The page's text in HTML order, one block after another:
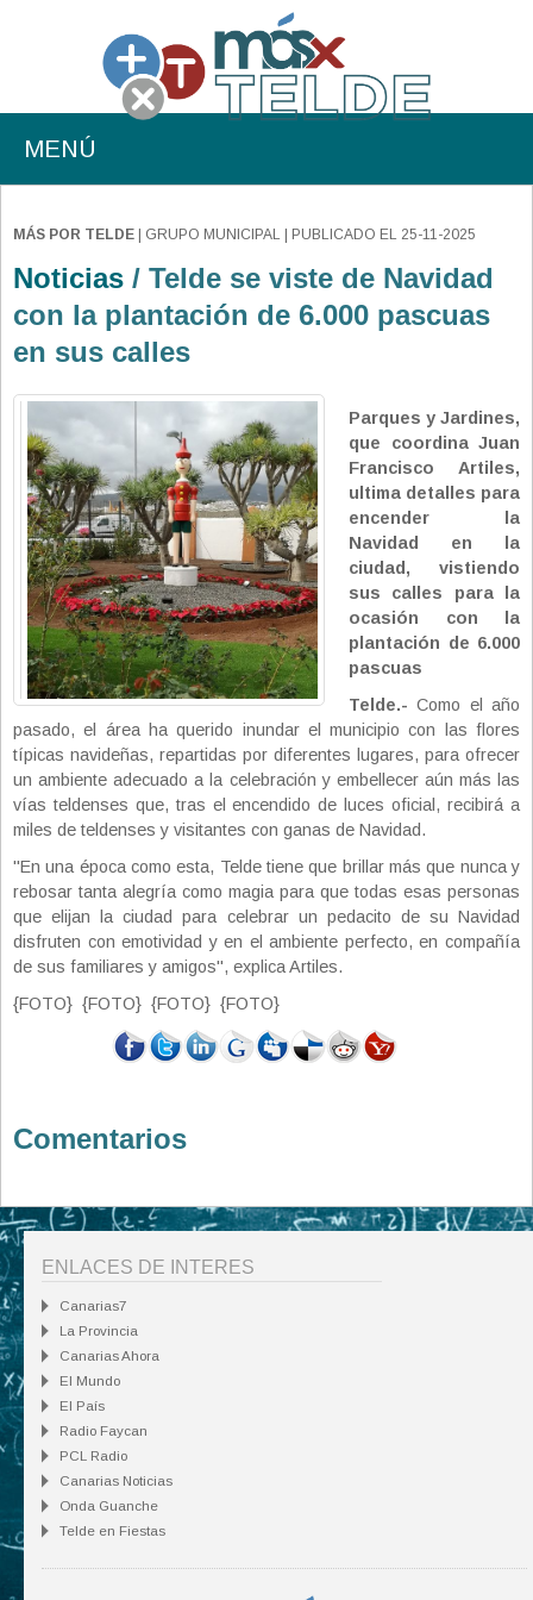
MENÚ
MÁS POR TELDE | GRUPO MUNICIPAL | PUBLICADO EL 25-11-2025
Noticias / Telde se viste de Navidad
con la plantación de 6.000 pascuas
en sus calles
Parques y Jardines,
que coordina Juan
Francisco Artiles,
ultima detalles para
encender la
Navidad en la
ciudad, vistiendo
sus calles para la
ocasión con la
plantación de 6.000
pascuas
Telde.-Como el año
pasado, el área ha querido inundar el municipio con las flores
típicas navideñas, repartidas por diferentes lugares, para ofrecer
un ambiente adecuado a la celebración y embellecer aún más las
vías teldenses que, tras el encendido de luces oficial, recibirá a
miles de teldenses y visitantes con ganas de Navidad.
"En una época como esta, Telde tiene que brillar más que nunca y
rebosar tanta alegría como magia para que todas esas personas
que elijan la ciudad para celebrar un pedacito de su Navidad
disfruten con emotividad y en el ambiente perfecto, en compañía
de sus familiares y amigos", explica Artiles.
{FOTO} {FOTO} {FOTO} {FOTO}
Comentarios
ENLACES DE INTERES
Canarias7
La Provincia
Canarias Ahora
El Mundo
El País
Radio Faycan
PCL Radio
Canarias Noticias
Onda Guanche
Telde en Fiestas